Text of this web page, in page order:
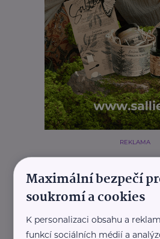
REKLAMA
Související články
Maximální bezpečí
soukromí a cookies
K personalizaci obsahu a
funkcí sociálních médií a